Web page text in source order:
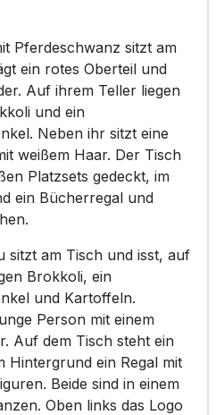
Pferdeschwanz sitzt am
ein rotes Oberteil und
Auf ihrem Teller liegen
und ein
Neben ihr sitzt eine
weißem Haar. Der Tisch
Platzsets gedeckt, im
ein Bücherregal und
sitzt am Tisch und isst, auf
Brokkoli, ein
und Kartoffeln.
Person mit einem
Auf dem Tisch steht ein
Hintergrund ein Regal mit
Beide sind in einem
Oben links das Logo